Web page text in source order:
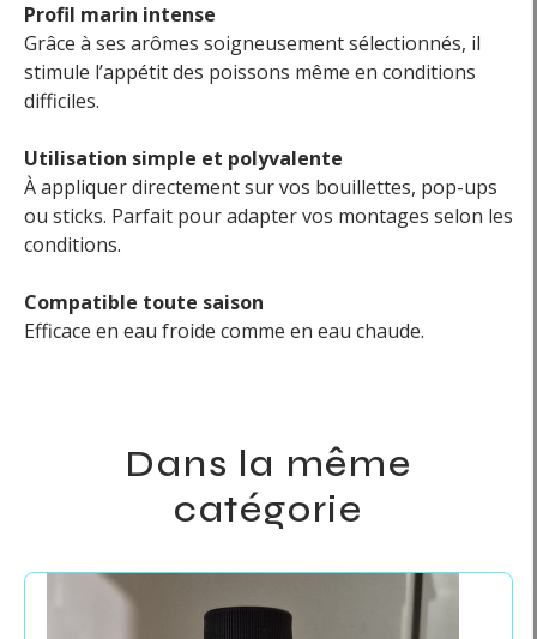
Profil marin intense
Grâce à ses arômes soigneusement sélectionnés, il
stimule l’appétit des poissons même en conditions
difficiles.
Utilisation simple et polyvalente
À appliquer directement sur vos bouillettes, pop-ups
ou sticks. Parfait pour adapter vos montages selon les
conditions.
Compatible toute saison
Efficace en eau froide comme en eau chaude.
Dans la même
catégorie